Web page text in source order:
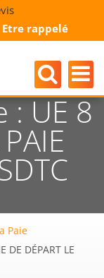
Etre rappelé
: UE 8
Paie
DE DÉPART LE